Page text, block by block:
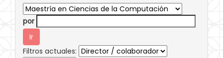
por
Filtros actuales: